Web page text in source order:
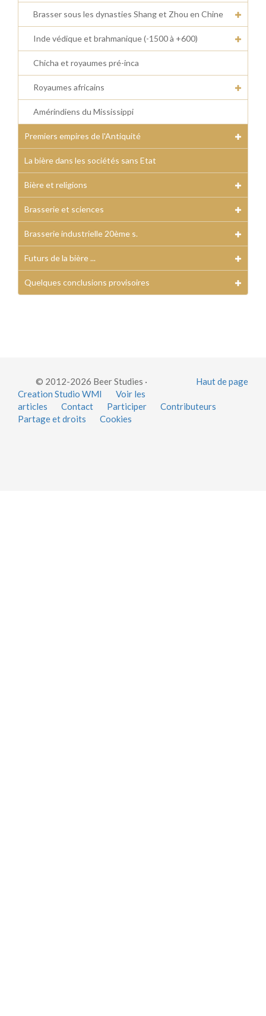
Brasser sous les dynasties Shang et Zhou en Chine
Inde védique et brahmanique (-1500 à +600)
Chicha et royaumes pré-inca
Royaumes africains
Amérindiens du Mississippi
Premiers empires de l'Antiquité
La bière dans les sociétés sans Etat
Bière et religions
Brasserie et sciences
Brasserie industrielle 20ème s.
Futurs de la bière ...
Quelques conclusions provisoires
Haut de page
© 2012-2026 Beer Studies ·
Creation Studio WMI
Voir les
articles
Contact Participer
Contributeurs
Partage et droits
Cookies